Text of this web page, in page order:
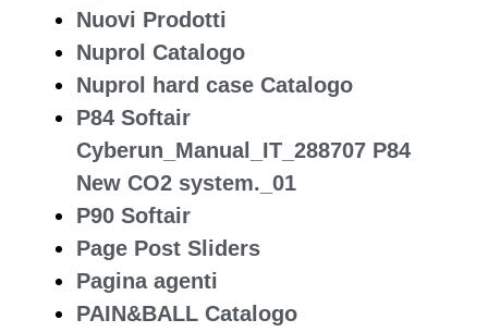
Nuovi Prodotti
Nuprol Catalogo
Nuprol hard case Catalogo
P84 Softair
Cyberun_Manual_IT_288707 P84
New CO2 system._01
P90 Softair
Page Post Sliders
Pagina agenti
PAIN&BALL Catalogo